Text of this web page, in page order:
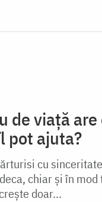
de viață
pot ajuta?
cu
chiar şi în
doar...